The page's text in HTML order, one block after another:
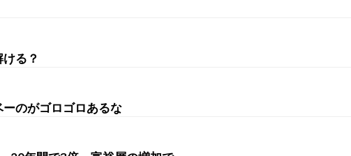
る？
のがゴロゴロあるな